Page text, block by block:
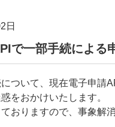
日
で一部手続による
ついて、現在電子申請
をおかけいたします。
おりますので、事象解